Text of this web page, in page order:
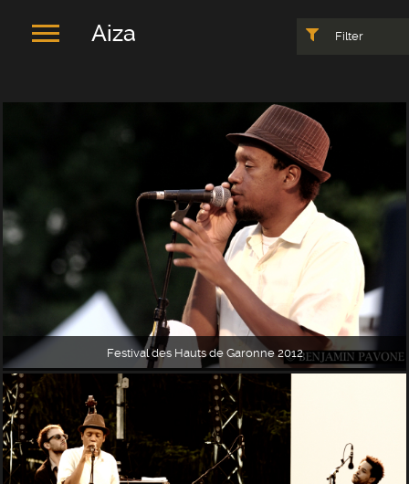
Aiza Filter
Festival des Hauts de Garonne 2012